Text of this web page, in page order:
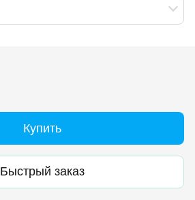
Купить
Быстрый заказ